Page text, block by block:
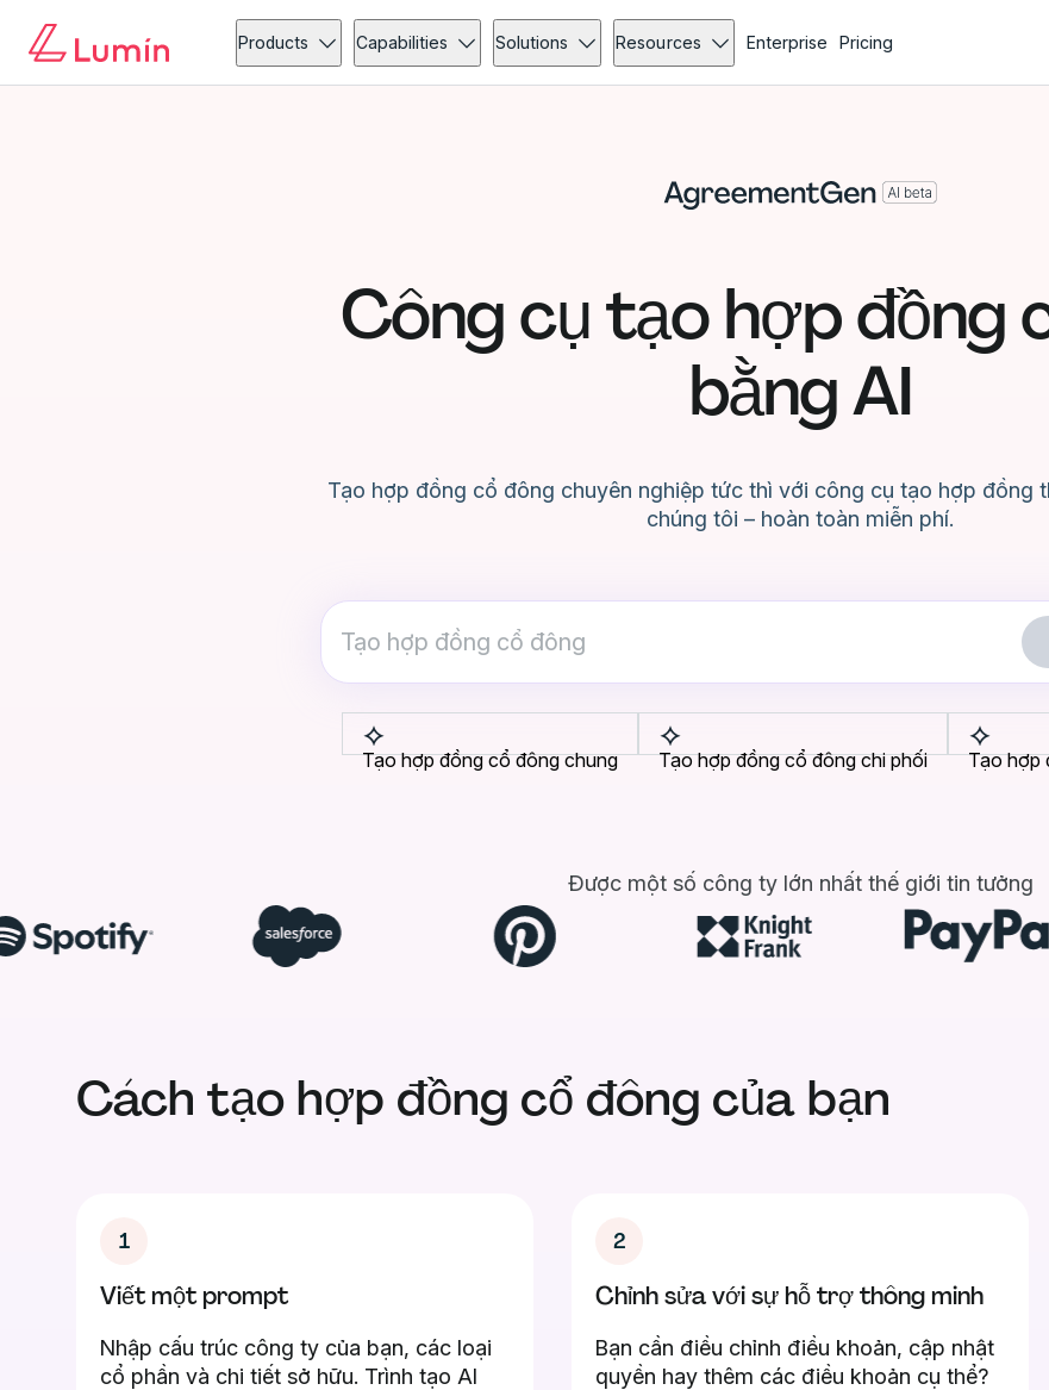
Products Capabilities Solutions Resources Enterprise Pricing
Công cụ tạo hợp đồng
bằng AI
Tạo hợp đồng cổ đông chuyên nghiệp tức thì với công cụ tạo hợp đồng
chúng tôi – hoàn toàn miễn phí.
Tạo hợp đồng cổ đông chung Tạo hợp đồng cổ đông chi phối Tạo hợp
Được một số công ty lớn nhất thế giới tin tưởng
Cách tạo hợp đồng cổ đông của bạn
1
Viết một prompt
Nhập cấu trúc công ty của bạn, các loại
cổ phần và chi tiết sở hữu. Trình tạo AI
2
Chỉnh sửa với sự hỗ trợ thông minh
Bạn cần điều chỉnh điều khoản, cập nhật
quyền hay thêm các điều khoản cụ thể?